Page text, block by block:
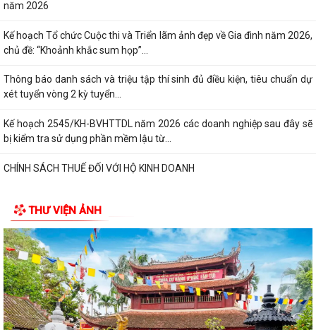
năm 2026
Kế hoạch Tổ chức Cuộc thi và Triển lãm ảnh đẹp về Gia đình năm 2026,
chủ đề: “Khoảnh khắc sum họp”...
Thông báo danh sách và triệu tập thí sinh đủ điều kiện, tiêu chuẩn dự
xét tuyển vòng 2 kỳ tuyển...
Kế hoạch 2545/KH-BVHTTDL năm 2026 các doanh nghiệp sau đây sẽ
bị kiểm tra sử dụng phần mềm lậu từ...
CHÍNH SÁCH THUẾ ĐỐI VỚI HỘ KINH DOANH
5 điều hộ kinh doanh có doanh thu dưới 1 tỷ đồng cần lưu ý theo quy
định mới
Thông báo về việc nâng lương trước hạn đối với cán bộ
UBND XÃ VĨNH HÒA TỔ CHỨC NGÀY CHẠY OLYMPIC VÌ SỨC KHỎE
TOÀN DÂN NĂM 2026
THƯ VIỆN ẢNH